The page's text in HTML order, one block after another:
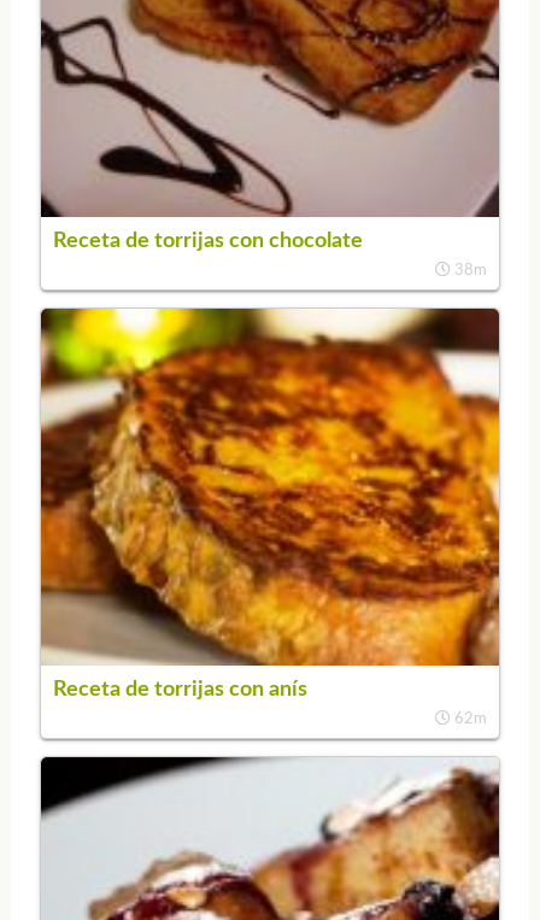
Receta de torrijas con chocolate
38m
Receta de torrijas con anís
62m